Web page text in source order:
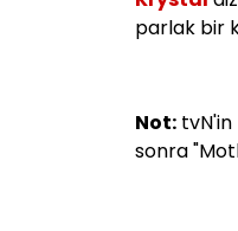
parlak bir
Not: tvN'in
sonra